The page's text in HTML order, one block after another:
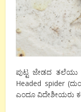
ಪುಟ್ಟ ಜೇಡದ ತಲೆಯು
Headed spider
ಎಂದೂ ವಿದೇಶೀಯರು